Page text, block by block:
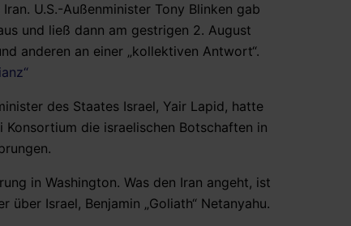
U.S.-Außenminister Tony Blinken gab
und ließ dann am gestrigen 2. August
anderen an einer „kollektiven Antwort“.
des Staates Israel, Yair Lapid, hatte
die israelischen Botschaften in
in Washington. Was den Iran angeht, ist
Israel, Benjamin „Goliath“ Netanyahu.